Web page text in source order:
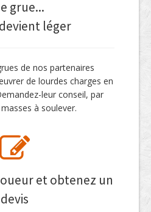
grue...
léger
de nos partenaires
de lourdes charges en
leur conseil, par
à soulever.
et obtenez un
devis